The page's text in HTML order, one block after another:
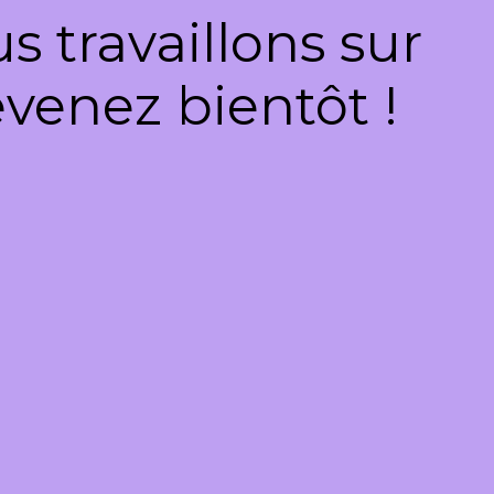
travaillons sur
bientôt !